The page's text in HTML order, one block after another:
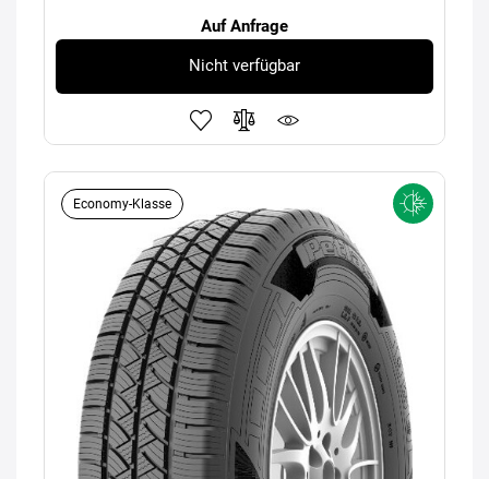
Auf Anfrage
Nicht verfügbar
Economy-Klasse